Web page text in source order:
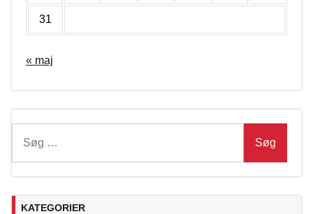
31
« maj
efter:
KATEGORIER